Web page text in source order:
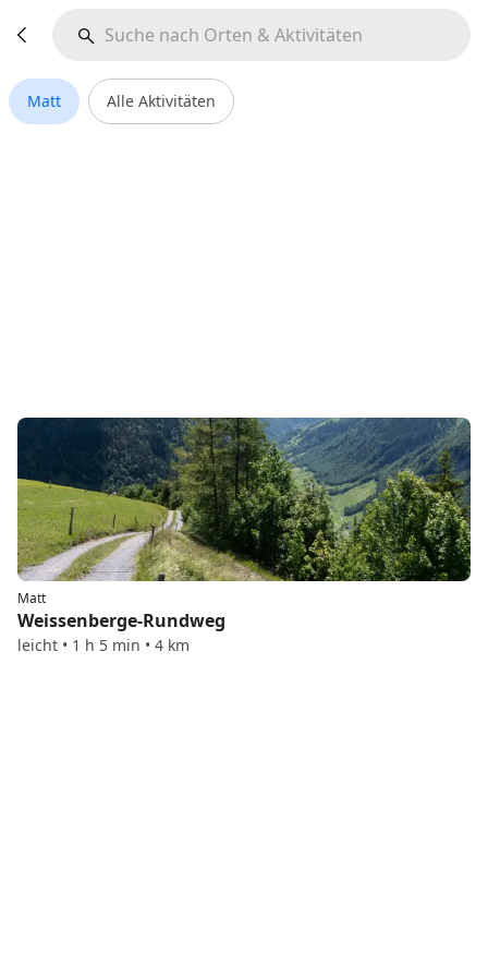
Matt Alle Aktivitäten
Matt
Weissenberge-Rundweg
leicht • 1 h 5 min • 4 km